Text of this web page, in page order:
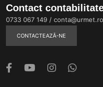
Contact
0733 067 149 / conta@urmet.ro
CONTACTEAZĂ-NE